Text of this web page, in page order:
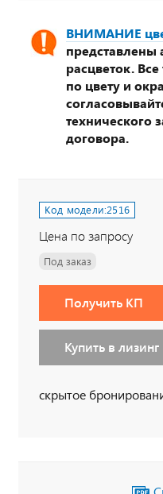
ВНИМАНИЕ
представлены
расцветок.
по цвету и
технического
договора.
Код модели:2516
Цена по запросу
Под заказ
Получить КП
Купить в лизинг
скрытое